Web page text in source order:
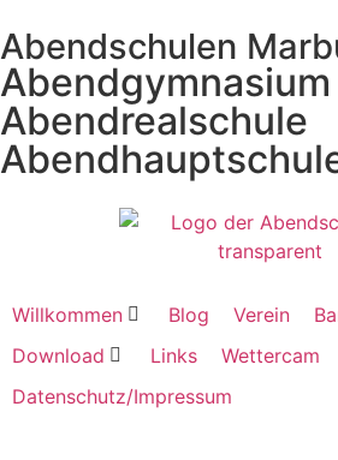
Abendschulen
Abendgymnasium
Abendrealschule
Willkommen Blog Verein
Download
Links
Wettercam
Datenschutz/Impressum